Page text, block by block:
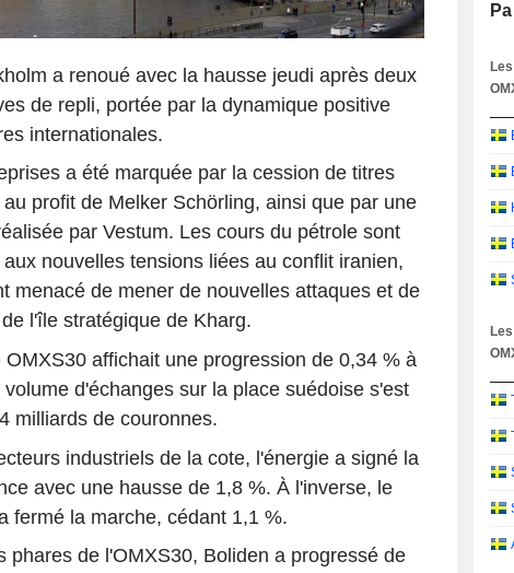
a renoué avec la hausse jeudi après deux
de repli, portée par la dynamique positive
internationales.
a été marquée par la cession de titres
profit de Melker Schörling, ainsi que par une
par Vestum. Les cours du pétrole sont
nouvelles tensions liées au conflit iranien,
menacé de mener de nouvelles attaques et de
l'île stratégique de Kharg.
affichait une progression de 0,34 % à
d'échanges sur la place suédoise s'est
milliards de couronnes.
industriels de la cote, l'énergie a signé la
avec une hausse de 1,8 %. À l'inverse, le
fermé la marche, cédant 1,1 %.
phares de l'OMXS30, Boliden a progressé de